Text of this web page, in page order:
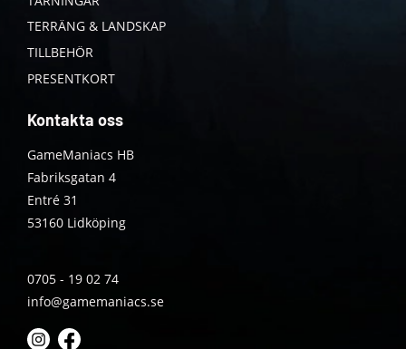
TERRÄNG & LANDSKAP
TILLBEHÖR
PRESENTKORT
Kontakta oss
GameManiacs HB
Fabriksgatan 4
Entré 31
53160 Lidköping
0705 - 19 02 74
info@gamemaniacs.se